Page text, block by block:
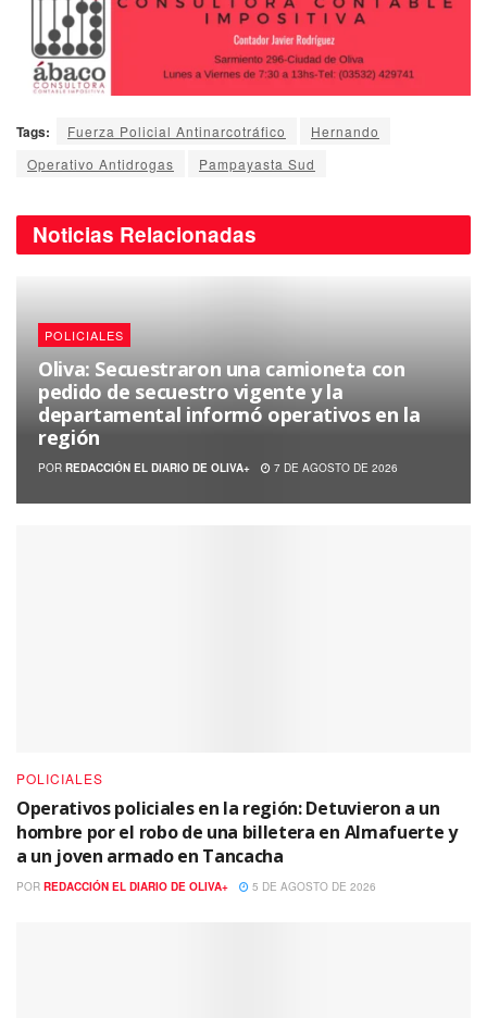
Tags: Fuerza Policial Antinarcotráfico
Hernando
Operativo Antidrogas
Pampayasta Sud
Noticias Relacionadas
POLICIALES
Oliva: Secuestraron una camioneta con
pedido de secuestro vigente y la
departamental informó operativos en la
región
POR REDACCIÓN EL DIARIO DE OLIVA+ 7 DE AGOSTO DE 2026
POLICIALES
Operativos policiales en la región: Detuvieron a un
hombre por el robo de una billetera en Almafuerte y
a un joven armado en Tancacha
POR REDACCIÓN EL DIARIO DE OLIVA+ 5 DE AGOSTO DE 2026